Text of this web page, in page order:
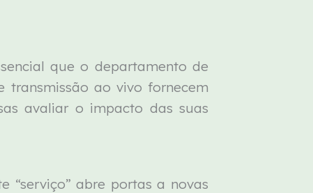
que o departamento de
transmissão ao vivo fornecem
avaliar o impacto das suas
“serviço” abre portas a novas